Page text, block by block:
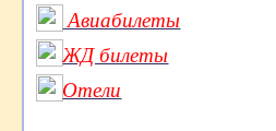
Авиабилеты
ЖД билеты
Отели